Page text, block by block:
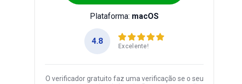
Plataforma: macOS
4.8
Excelente!
O verificador gratuito faz uma verificação se o seu